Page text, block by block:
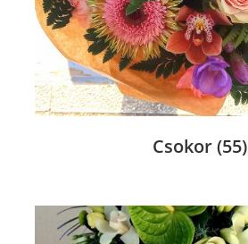
Csokor(55)